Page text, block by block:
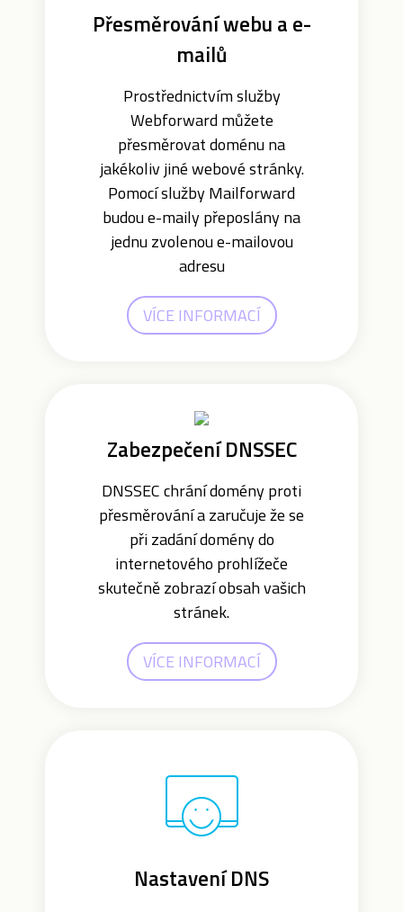
Přesměrování webu a e-
mailů
Prostřednictvím služby
Webforward můžete
přesměrovat doménu na
jakékoliv jiné webové stránky.
Pomocí služby Mailforward
budou e-maily přeposlány na
jednu zvolenou e-mailovou
adresu
VÍCE INFORMACÍ
Zabezpečení DNSSEC
DNSSEC chrání domény proti
přesměrování a zaručuje že se
při zadání domény do
internetového prohlížeče
skutečně zobrazí obsah vašich
stránek.
VÍCE INFORMACÍ
Nastavení DNS